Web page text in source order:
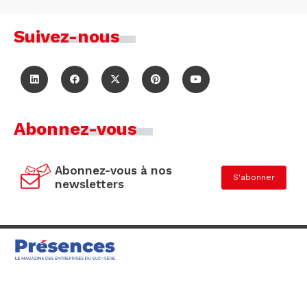
Suivez-nous
Abonnez-vous
Abonnez-vous à nos
newsletters
S'abonner